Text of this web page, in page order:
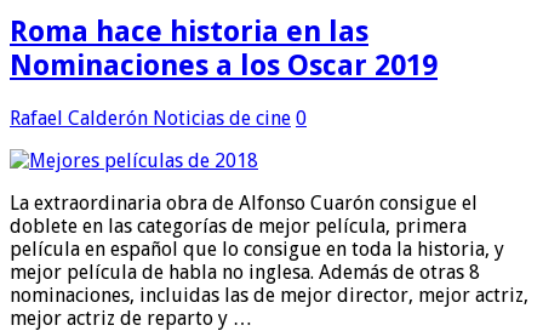
Roma hace historia en las
Nominaciones a los Oscar 2019
Rafael Calderón Noticias de cine 0
La extraordinaria obra de Alfonso Cuarón consigue el
doblete en las categorías de mejor película, primera
película en español que lo consigue en toda la historia, y
mejor película de habla no inglesa. Además de otras 8
nominaciones, incluidas las de mejor director, mejor actriz,
mejor actriz de reparto y …